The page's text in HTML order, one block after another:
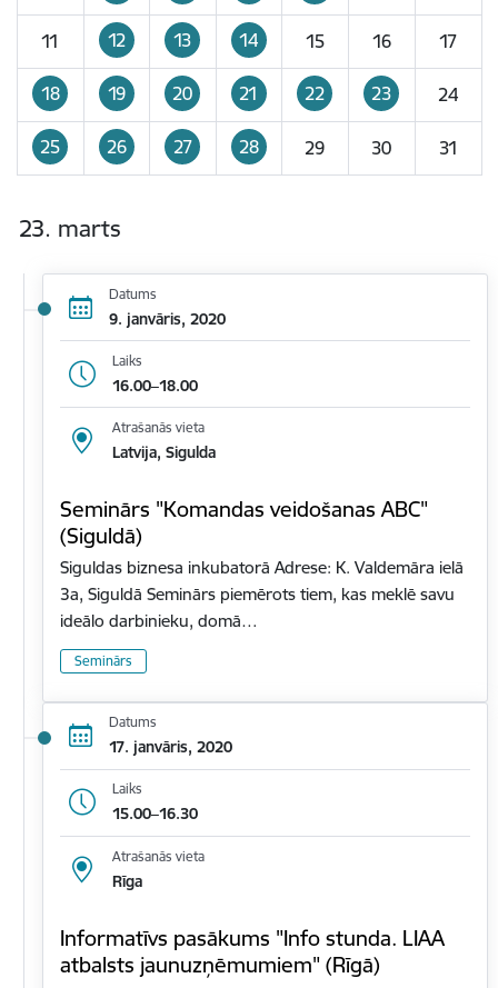
11 12 13 14 15 16 17
18 19 20 21 22 23 24
25 26 27 28 29 30 31
23. marts
Datums
9. janvāris, 2020
Laiks
16.00–18.00
Atrašanās vieta
Latvija, Sigulda
Seminārs "Komandas veidošanas ABC"
(Siguldā)
Siguldas biznesa inkubatorā Adrese: K. Valdemāra ielā
3a, Siguldā Seminārs piemērots tiem, kas meklē savu
ideālo darbinieku, domā…
Seminārs
Datums
17. janvāris, 2020
Laiks
15.00–16.30
Atrašanās vieta
Rīga
Informatīvs pasākums "Info stunda. LIAA
atbalsts jaunuzņēmumiem" (Rīgā)